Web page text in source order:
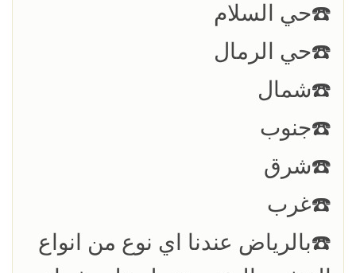
☎️حي السلام
☎️حي الرمال
☎️شمال
☎️جنوب
☎️شرق
☎️غرب
☎️بالرياض عندنا اي نوع من انواع